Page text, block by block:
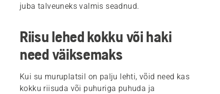
juba talveuneks valmis seadnud.
Riisu lehed kokku või haki
need väiksemaks
Kui su muruplatsil on palju lehti, võid need kas
kokku riisuda või puhuriga puhuda ja